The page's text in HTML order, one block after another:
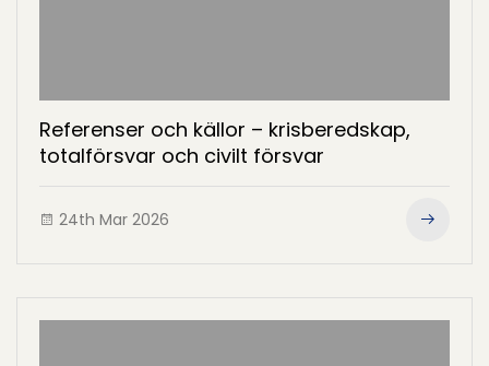
Referenser och källor – krisberedskap,
totalförsvar och civilt försvar
24th Mar 2026